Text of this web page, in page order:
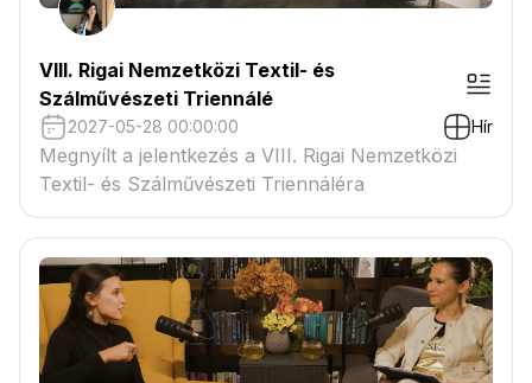
VIII. Rigai Nemzetközi Textil- és
Szálművészeti Triennálé
2027-05-28 00:00:00 Hír
Megnyílt a jelentkezés a VIII. Rigai Nemzetközi
Textil- és Szálművészeti Triennáléra